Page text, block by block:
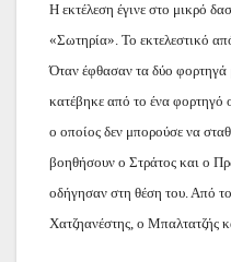
Η εκτέλεση έγινε στο μικρό
«Σωτηρία». Το εκτελεστικό
Όταν έφθασαν τα δύο φορτηγά
κατέβηκε από το ένα φορτηγό
ο οποίος δεν μπορούσε να
βοηθήσουν ο Στράτος και ο
οδήγησαν στη θέση του. Από
Χατζηανέστης, ο Μπαλτατζής